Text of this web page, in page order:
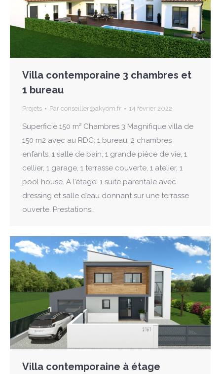
Villa contemporaine 3 chambres et
1 bureau
Projets Par conseiller@akyom.fr 14 février 2022
Superficie 150 m² Chambres 3 Magnifique villa de
150 m2 avec au RDC: 1 bureau, 2 chambres
enfants, 1 salle de bain, 1 grande pièce de vie, 1
cellier, 1 garage, 1 terrasse couverte, 1 atelier, 1
pool house. A l’étage: 1 suite parentale avec
dressing et salle d’eau donnant sur une terrasse
ouverte. Prestations…
Villa contemporaine à étage